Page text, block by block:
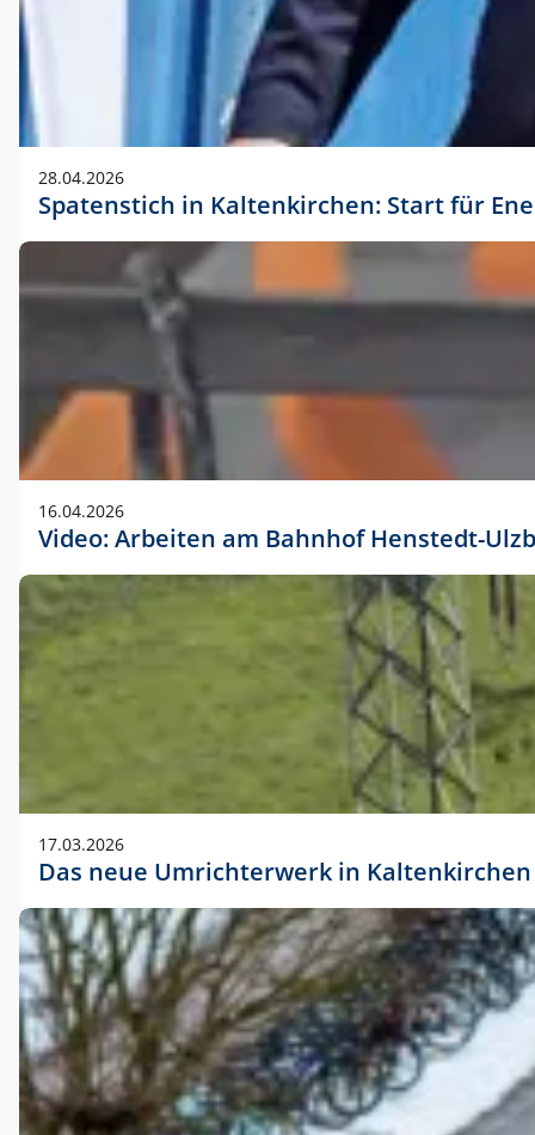
28.04.2026
Spatenstich in Kaltenkirchen: Start für
16.04.2026
Video: Arbeiten am Bahnhof Henstedt-
17.03.2026
Das neue Umrichterwerk in Kaltenkirchen